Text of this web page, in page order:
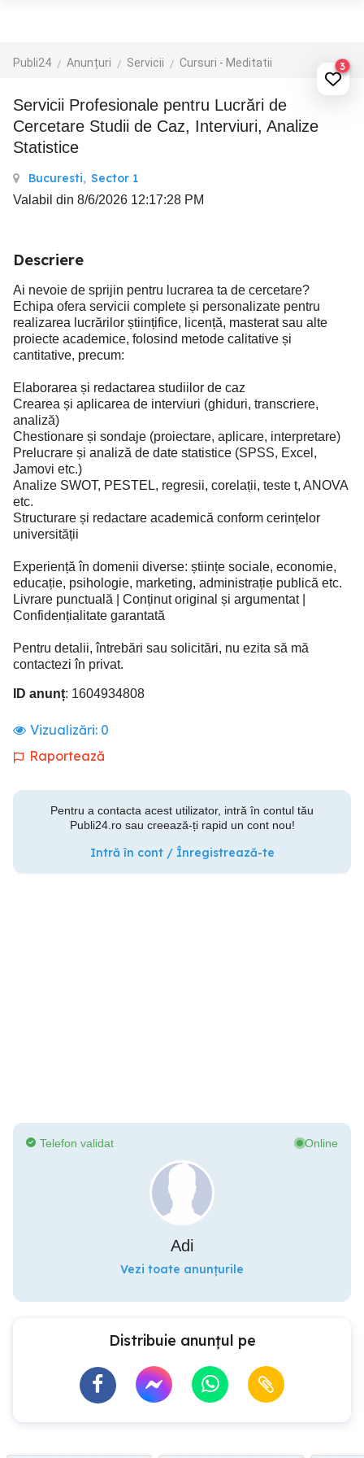
Publi24 Anunțuri Servicii Cursuri - Meditatii 3
Servicii Profesionale pentru Lucrări de
Cercetare Studii de Caz, Interviuri, Analize
Statistice
Bucuresti, Sector 1
Valabil din 8/6/2026 12:17:28 PM
Descriere
Ai nevoie de sprijin pentru lucrarea ta de cercetare?
Echipa ofera servicii complete și personalizate pentru
realizarea lucrărilor științifice, licență, masterat sau alte
proiecte academice, folosind metode calitative și
cantitative, precum:
Elaborarea și redactarea studiilor de caz
Crearea și aplicarea de interviuri (ghiduri, transcriere,
analiză)
Chestionare și sondaje (proiectare, aplicare, interpretare)
Prelucrare și analiză de date statistice (SPSS, Excel,
Jamovi etc.)
Analize SWOT, PESTEL, regresii, corelații, teste t, ANOVA
etc.
Structurare și redactare academică conform cerințelor
universității
Experiență în domenii diverse: științe sociale, economie,
educație, psihologie, marketing, administrație publică etc.
Livrare punctuală | Conținut original și argumentat |
Confidențialitate garantată
Pentru detalii, întrebări sau solicitări, nu ezita să mă
contactezi în privat.
ID anunț: 1604934808
Vizualizări: 0
Raportează
Pentru a contacta acest utilizator, intră în contul tău
Publi24.ro sau creează-ți rapid un cont nou!
Intră în cont / Înregistrează-te
Telefon validat Online
Adi
Vezi toate anunțurile
Distribuie anunțul pe